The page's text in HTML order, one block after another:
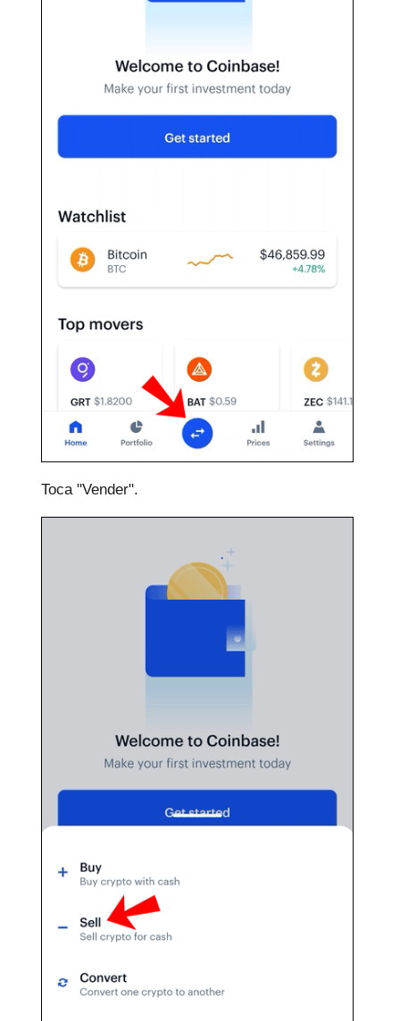
Toca "Vender".